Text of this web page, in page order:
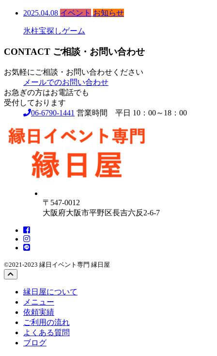
2025.04.08 イベント お知らせ
氷柱宝探しゲーム
CONTACT ご相談・お問い合わせ
お気軽にご相談・お問い合わせください
メールでのお問い合わせ
お急ぎの方はお電話でも
受付しております
06-6790-1441 営業時間 平日 10：00～18：00
〒547-0012
大阪府大阪市平野区長吉六反2-6-7
©2021-2023 縁日イベント専門 縁日屋
縁日屋について
メニュー
依頼実績
ご利用の流れ
よくある質問
ブログ